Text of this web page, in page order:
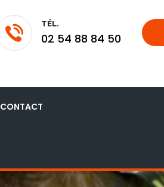
TÉL.
02 54 88 84 50
CONTACT